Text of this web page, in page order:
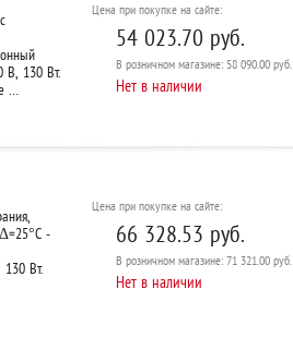
В, 130 Вт.
…
Цена при покупке на сайте:
54 023.70 руб.
В розничном магазине: 58 090.00 руб.
Нет в наличии
-
Вт.
Цена при покупке на сайте:
66 328.53 руб.
В розничном магазине: 71 321.00 руб.
Нет в наличии